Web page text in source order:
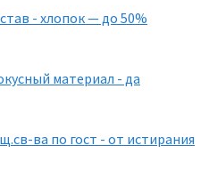
- хлопок — до 50%
материал - да
ва по гост - от истирания